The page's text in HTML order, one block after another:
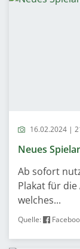
16.02.2024 |
Neues
Ab sofort
Plakat für
welches...
Quelle: